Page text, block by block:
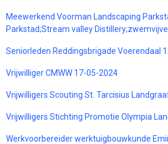
Meewerkend Voorman Landscaping
Parkstad;Stream valley
Seniorleden Reddingsbrigade Voerendaal
Vrijwilliger CMWW 17-05-2024
Vrijwilligers Scouting St. Tarcisius
Vrijwilligers Stichting Promotie Olympia
Werkvoorbereider werktuigbouwkunde